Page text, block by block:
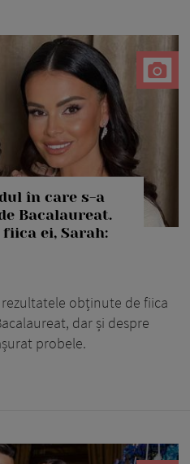
în care s-a
Bacalaureat.
ei, Sarah:
obținute de fiica
dar și despre
probele.